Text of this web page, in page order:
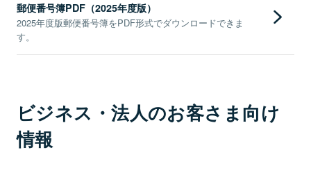
郵便番号簿PDF（2025年度版）
2025年度版郵便番号簿をPDF形式でダウンロードできま
す。
ビジネス・法人のお客さま向け
情報